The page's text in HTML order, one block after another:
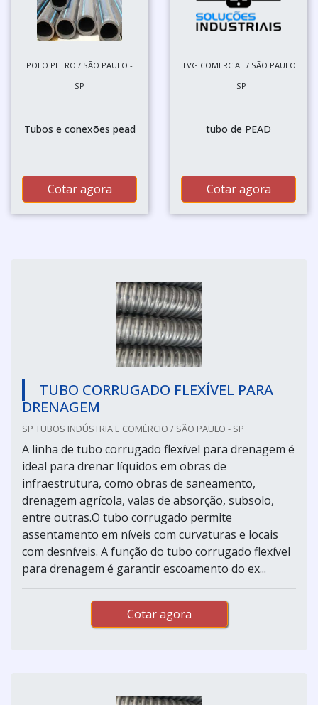
POLO PETRO / SÃO PAULO -
SP
Tubos e conexões pead
Cotar agora
TVG COMERCIAL / SÃO PAULO
- SP
tubo de PEAD
Cotar agora
TUBO CORRUGADO FLEXÍVEL PARA
DRENAGEM
SP TUBOS INDÚSTRIA E COMÉRCIO / SÃO PAULO - SP
A linha de tubo corrugado flexível para drenagem é
ideal para drenar líquidos em obras de
infraestrutura, como obras de saneamento,
drenagem agrícola, valas de absorção, subsolo,
entre outras.O tubo corrugado permite
assentamento em níveis com curvaturas e locais
com desníveis. A função do tubo corrugado flexível
para drenagem é garantir escoamento do ex...
Cotar agora